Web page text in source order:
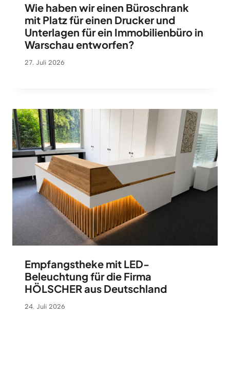
Wie haben wir einen Büroschrank
mit Platz für einen Drucker und
Unterlagen für ein Immobilienbüro in
Warschau entworfen?
27. Juli 2026
Empfangstheke mit LED-
Beleuchtung für die Firma
HÖLSCHER aus Deutschland
24. Juli 2026